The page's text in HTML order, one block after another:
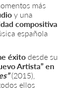
más
y una
compositiva
española
éxito desde su
Artista” en
(2015),
ellos